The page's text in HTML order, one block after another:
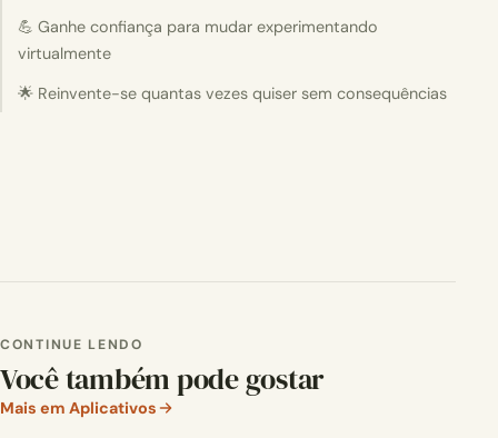
💪 Ganhe confiança para mudar experimentando
virtualmente
🌟 Reinvente-se quantas vezes quiser sem consequências
CONTINUE LENDO
Você também pode gostar
Mais em Aplicativos